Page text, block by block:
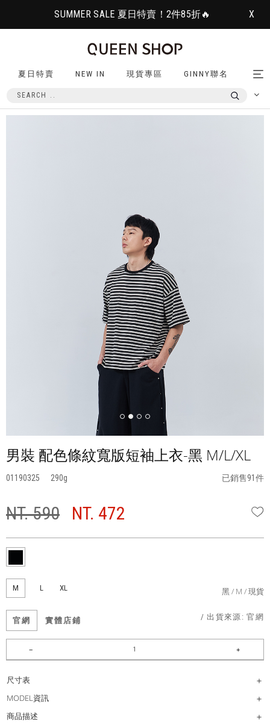
SUMMER SALE 夏日特賣！2件85折🔥 X
夏日特賣 NEW IN 現貨專區 GINNY聯名
男裝 配色條紋寬版短袖上衣-黑 M/L/XL
01190325 290 已銷售91件
NT. 590 NT. 472
M L XL 黑 M 現貨
官網 實體店鋪 / 出貨來源:官網
尺寸表
MODEL資訊
商品描述